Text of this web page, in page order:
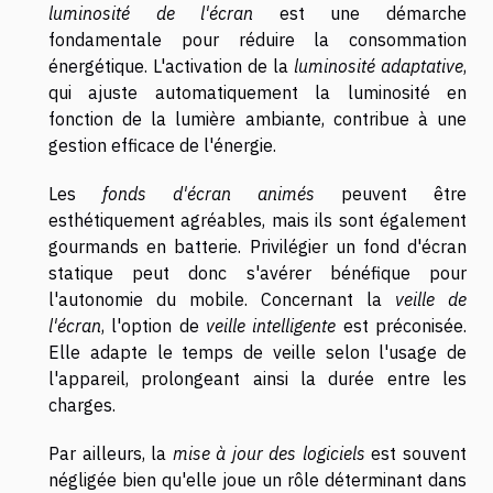
luminosité de l'écran est une démarche
fondamentale pour réduire la consommation
énergétique. L'activation de la luminosité adaptative,
qui ajuste automatiquement la luminosité en
fonction de la lumière ambiante, contribue à une
gestion efficace de l'énergie.
Les fonds d'écran animés peuvent être
esthétiquement agréables, mais ils sont également
gourmands en batterie. Privilégier un fond d'écran
statique peut donc s'avérer bénéfique pour
l'autonomie du mobile. Concernant la veille de
l'écran, l'option de veille intelligente est préconisée.
Elle adapte le temps de veille selon l'usage de
l'appareil, prolongeant ainsi la durée entre les
charges.
Par ailleurs, la mise à jour des logiciels est souvent
négligée bien qu'elle joue un rôle déterminant dans